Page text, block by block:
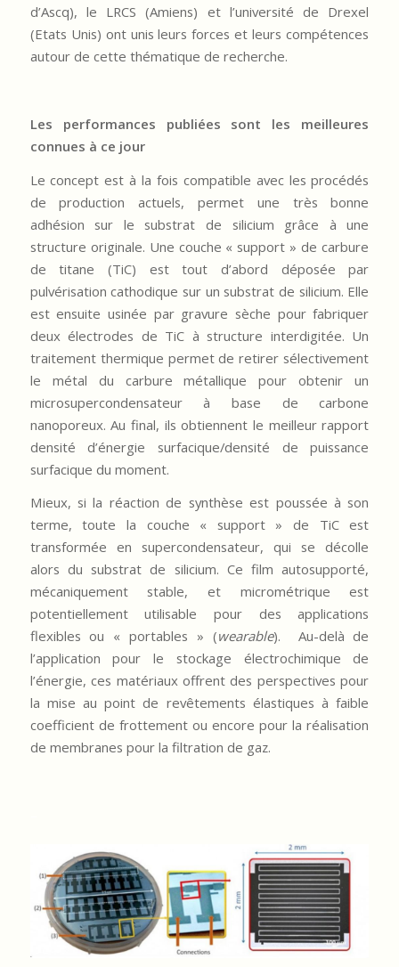
d’Ascq), le LRCS (Amiens) et l’université de Drexel
(Etats Unis) ont unis leurs forces et leurs compétences
autour de cette thématique de recherche.
Les performances publiées sont les meilleures
connues à ce jour
Le concept est à la fois compatible avec les procédés
de production actuels, permet une très bonne
adhésion sur le substrat de silicium grâce à une
structure originale. Une couche « support » de carbure
de titane (TiC) est tout d’abord déposée par
pulvérisation cathodique sur un substrat de silicium. Elle
est ensuite usinée par gravure sèche pour fabriquer
deux électrodes de TiC à structure interdigitée. Un
traitement thermique permet de retirer sélectivement
le métal du carbure métallique pour obtenir un
microsupercondensateur à base de carbone
nanoporeux. Au final, ils obtiennent le meilleur rapport
densité d’énergie surfacique/densité de puissance
surfacique du moment.
Mieux, si la réaction de synthèse est poussée à son
terme, toute la couche « support » de TiC est
transformée en supercondensateur, qui se décolle
alors du substrat de silicium. Ce film autosupporté,
mécaniquement stable, et micrométrique est
potentiellement utilisable pour des applications
flexibles ou « portables » (wearable). Au-delà de
l’application pour le stockage électrochimique de
l’énergie, ces matériaux offrent des perspectives pour
la mise au point de revêtements élastiques à faible
coefficient de frottement ou encore pour la réalisation
de membranes pour la filtration de gaz.